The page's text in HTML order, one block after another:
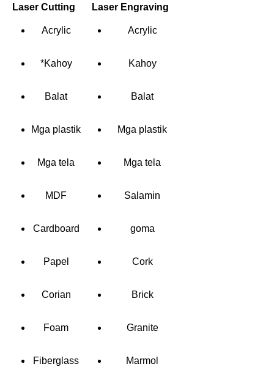
Laser Cutting Laser Engraving
Acrylic Acrylic
*Kahoy Kahoy
Balat Balat
Mga plastik Mga plastik
Mga tela Mga tela
MDF Salamin
Cardboard goma
Papel Cork
Corian Brick
Foam Granite
Fiberglass Marmol